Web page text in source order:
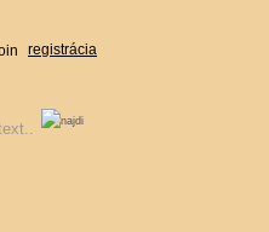
registrácia